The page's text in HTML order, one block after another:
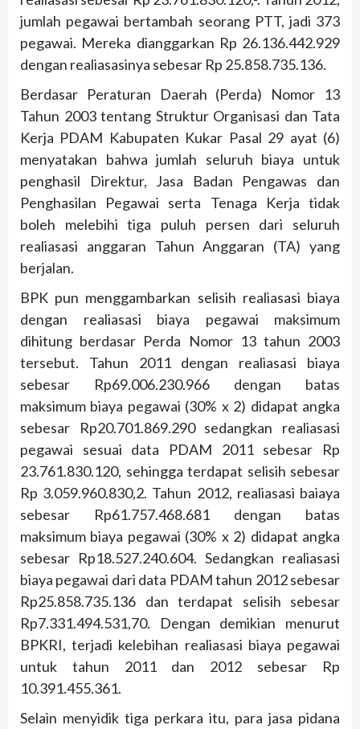
jumlah pegawai bertambah seorang PTT, jadi 373
pegawai. Mereka dianggarkan Rp 26.136.442.929
dengan realiasasinya sebesar Rp 25.858.735.136.
Berdasar Peraturan Daerah (Perda) Nomor 13
Tahun 2003 tentang Struktur Organisasi dan Tata
Kerja PDAM Kabupaten Kukar Pasal 29 ayat (6)
menyatakan bahwa jumlah seluruh biaya untuk
penghasil Direktur, Jasa Badan Pengawas dan
Penghasilan Pegawai serta Tenaga Kerja tidak
boleh melebihi tiga puluh persen dari seluruh
realiasasi anggaran Tahun Anggaran (TA) yang
berjalan.
BPK pun menggambarkan selisih realiasasi biaya
dengan realiasasi biaya pegawai maksimum
dihitung berdasar Perda Nomor 13 tahun 2003
tersebut. Tahun 2011 dengan realiasasi biaya
sebesar Rp69.006.230.966 dengan batas
maksimum biaya pegawai (30% x 2) didapat angka
sebesar Rp20.701.869.290 sedangkan realiasasi
pegawai sesuai data PDAM 2011 sebesar Rp
23.761.830.120, sehingga terdapat selisih sebesar
Rp 3.059.960.830,2. Tahun 2012, realiasasi baiaya
sebesar Rp61.757.468.681 dengan batas
maksimum biaya pegawai (30% x 2) didapat angka
sebesar Rp18.527.240.604. Sedangkan realiasasi
biaya pegawai dari data PDAM tahun 2012 sebesar
Rp25.858.735.136 dan terdapat selisih sebesar
Rp7.331.494.531,70. Dengan demikian menurut
BPKRI, terjadi kelebihan realiasasi biaya pegawai
untuk tahun 2011 dan 2012 sebesar Rp
10.391.455.361.
Selain menyidik tiga perkara itu, para jasa pidana